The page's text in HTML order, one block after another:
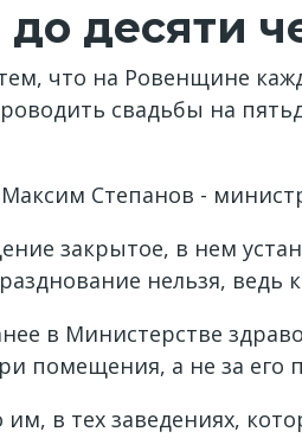
десяти
что на Ровенщине
свадьбы на
Степанов -
закрытое, в нем
нельзя, ведь
в Министерстве
помещения, а не за его
им, в тех заведениях,